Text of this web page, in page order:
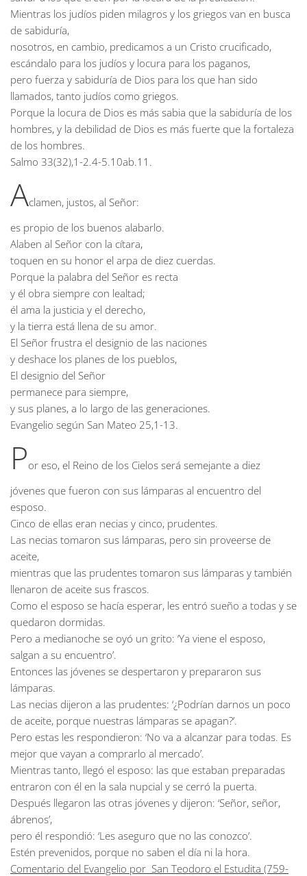
Mientras los judíos piden milagros y los griegos van en busca
de sabiduría,
nosotros, en cambio, predicamos a un Cristo crucificado,
escándalo para los judíos y locura para los paganos,
pero fuerza y sabiduría de Dios para los que han sido
llamados, tanto judíos como griegos.
Porque la locura de Dios es más sabia que la sabiduría de los
hombres, y la debilidad de Dios es más fuerte que la fortaleza
de los hombres.
Salmo 33(32),1-2.4-5.10ab.11.
Aclamen, justos, al Señor:
es propio de los buenos alabarlo.
Alaben al Señor con la cítara,
toquen en su honor el arpa de diez cuerdas.
Porque la palabra del Señor es recta
y él obra siempre con lealtad;
él ama la justicia y el derecho,
y la tierra está llena de su amor.
El Señor frustra el designio de las naciones
y deshace los planes de los pueblos,
El designio del Señor
permanece para siempre,
y sus planes, a lo largo de las generaciones.
Evangelio según San Mateo 25,1-13.
Por eso, el Reino de los Cielos será semejante a diez
jóvenes que fueron con sus lámparas al encuentro del
esposo.
Cinco de ellas eran necias y cinco, prudentes.
Las necias tomaron sus lámparas, pero sin proveerse de
aceite,
mientras que las prudentes tomaron sus lámparas y también
llenaron de aceite sus frascos.
Como el esposo se hacía esperar, les entró sueño a todas y se
quedaron dormidas.
Pero a medianoche se oyó un grito: ‘Ya viene el esposo,
salgan a su encuentro’.
Entonces las jóvenes se despertaron y prepararon sus
lámparas.
Las necias dijeron a las prudentes: ‘¿Podrían darnos un poco
de aceite, porque nuestras lámparas se apagan?’.
Pero estas les respondieron: ‘No va a alcanzar para todas. Es
mejor que vayan a comprarlo al mercado’.
Mientras tanto, llegó el esposo: las que estaban preparadas
entraron con él en la sala nupcial y se cerró la puerta.
Después llegaron las otras jóvenes y dijeron: ‘Señor, señor,
ábrenos’,
pero él respondió: ‘Les aseguro que no las conozco’.
Estén prevenidos, porque no saben el día ni la hora.
Comentario del Evangelio por San Teodoro el Estudita (759-